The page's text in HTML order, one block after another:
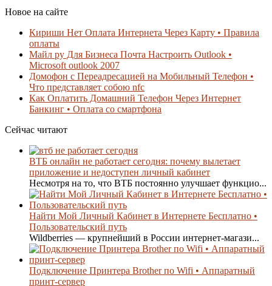
Новое на сайте
Кириши Нет Оплата Интернета Через Карту • Правила
оплаты
Майл ру Для Бизнеса Почта Настроить Outlook •
Microsoft outlook 2007
Домофон с Переадресацией на Мобильный Телефон •
Что представляет собою nfc
Как Оплатить Домашний Телефон Через Интернет
Банкинг • Оплата со смартфона
Сейчас читают
ВТБ онлайн не работает сегодня: почему вылетает
приложение и недоступен личный кабинет
Несмотря на то, что ВТБ постоянно улучшает функцио...
Найти Мой Личный Кабинет в Интернете Бесплатно •
Пользовательский путь
Wildberries — крупнейший в России интернет-магази...
Подключение Принтера Brother по Wifi • Аппаратный
принт-сервер